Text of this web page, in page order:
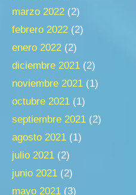
marzo 2022 (2)
febrero 2022 (2)
enero 2022 (2)
diciembre 2021 (2)
noviembre 2021 (1)
octubre 2021 (1)
septiembre 2021 (2)
agosto 2021 (1)
julio 2021 (2)
junio 2021 (2)
mayo 2021 (3)